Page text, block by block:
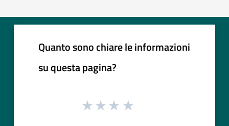
Quanto sono chiare le informazioni
su questa pagina?